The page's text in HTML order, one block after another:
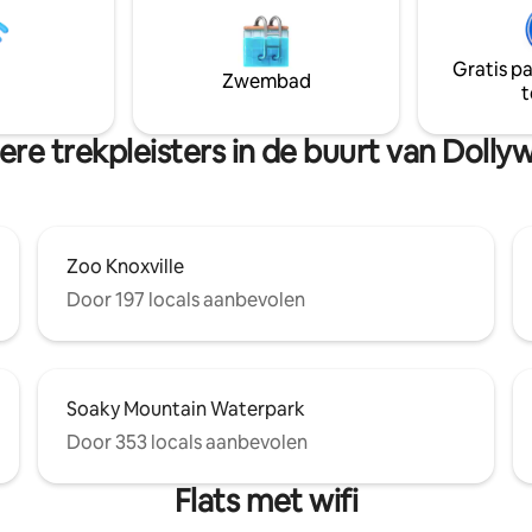
naar Pigeon Forge 📍25
Gatlinburg 📍57 minuten
✈️ 📍18 minuten naar
🎢 📍24 minuten naar
🏂⛷️
met open haard, smart-tv en
voor je ontspannend
Privéparkeerplaats,
buitenspellen zijn er allemaal
Zwembad
Gratis
trekpleisters in de buurt van
Zoo Knoxville
Door 197 locals aanbevolen
Soaky Mountain Waterpark
Door 353 locals aanbevolen
Flats met wifi